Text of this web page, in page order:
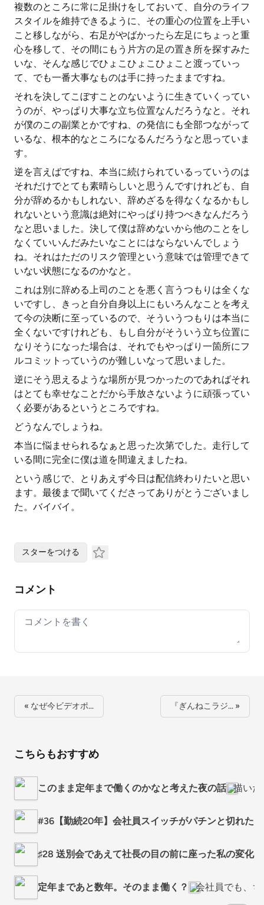
複数のところに常に足掛けをしておいて、自分のライフ
スタイルを維持できるように、その重心の位置を上手い
こと移しながら、右足がやばかったら左足にちょっと重
心を移して、その間にもう片方の足の置き所を探すみた
いな、そんな感じでひょこひょこひょこと渡っていっ
て、でも一番大事なものは手に持ったままですね。
それを決してこぼすことのないように生きていくってい
うのが、やっぱり大事な立ち位置なんだろうなと。それ
が僕のこの副業とかですね、の発信にも全部つながって
いるな、根本的なところになるんだろうなと思っていま
す。
逆を言えばですね、本当に続けられているっていうのは
それだけでとても素晴らしいと思うんですけれども、自
分が辞めるかもしれない、辞めざるを得なくなるかもし
れないという意識は絶対にやっぱり持つべきなんだろう
なと思いました。決して僕は辞めないから他のことをし
なくていいんだみたいなことにはならないんでしょう
ね。それはただのリスク管理という意味では管理できて
いない状態になるのかなと。
これは別に辞める上司のことを悪く言うつもりは全くな
いですし、きっと自分自身以上にもいろんなことを考え
て今の決断に至っているので、そういうつもりは本当に
全くないですけれども、もし自分がそういう立ち位置に
なりそうになった場合は、それでもやっぱり一箇所にフ
ルコミットっていうのが難しいなって思いました。
逆にそう思えるような場所が見つかったのであればそれ
はとても幸せなことだから手放さないように頑張ってい
く必要があるというところですね。
どうなんでしょうね。
本当に悩ませられるなぁと思った次第でした。走行して
いる間に完全に僕は道を間違えましたね。
という感じで、とりあえず今日は配信終わりたいと思い
ます。最後まで聞いてくださってありがとうございまし
た。バイバイ。
スターをつける
コメント
Your comment
« なぜ今ビデオポ… 『ぎんねこラジ… »
こちらもおすすめ
このまま定年まで働くのかなと考えた夜の話 描いた
#36【勤続20年】会社員スイッチがパチンと切れた日
♯28 送別会であえて社長の目の前に座った私の変化
定年まであと数年。そのまま働く？ 会社員でも、